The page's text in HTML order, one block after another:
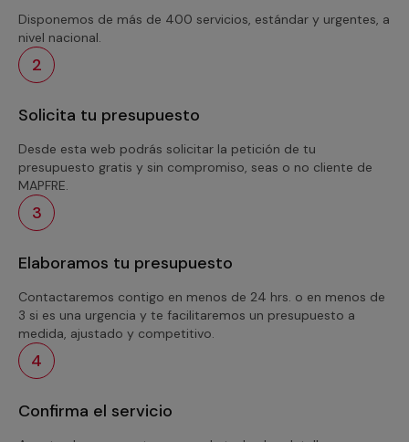
Disponemos de más de 400 servicios, estándar y urgentes, a
nivel nacional.
2
Solicita tu presupuesto
Desde esta web podrás solicitar la petición de tu
presupuesto gratis y sin compromiso, seas o no cliente de
MAPFRE.
3
Elaboramos tu presupuesto
Contactaremos contigo en menos de 24 hrs. o en menos de
3 si es una urgencia y te facilitaremos un presupuesto a
medida, ajustado y competitivo.
4
Confirma el servicio